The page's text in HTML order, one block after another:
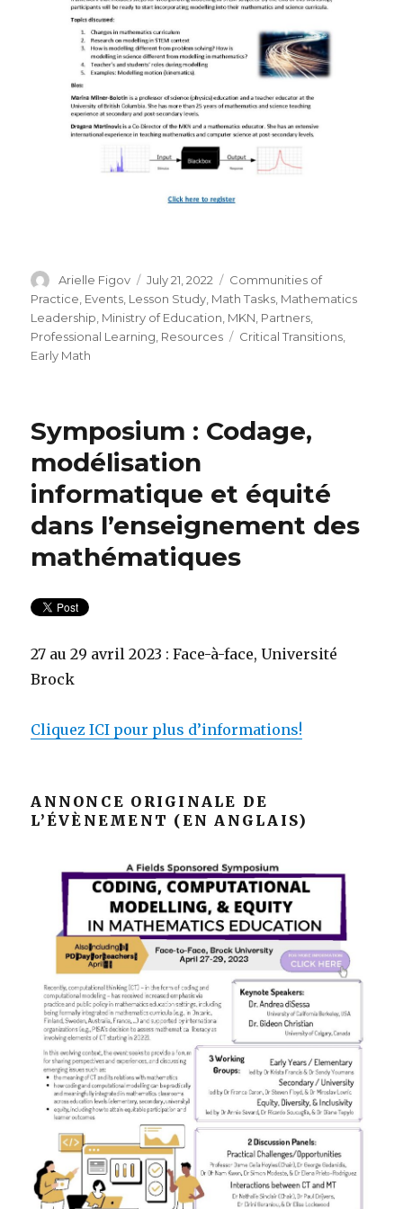
Author
Arielle Figov
Posted
on
July 21, 2022 Categories
Communities of
Practice, Events, Lesson Study, Math Tasks, Mathematics
Leadership, Ministry of Education, MKN, Partners,
Professional Learning, Resources Tags
Critical Transitions,
Early Math
Symposium : Codage,
modélisation
informatique et équité
dans l’enseignement des
mathématiques
27 au 29 avril 2023 : Face-à-face, Université
Brock
Cliquez ICI pour plus d’informations!
ANNONCE ORIGINALE DE
L’ÉVÈNEMENT (EN ANGLAIS)